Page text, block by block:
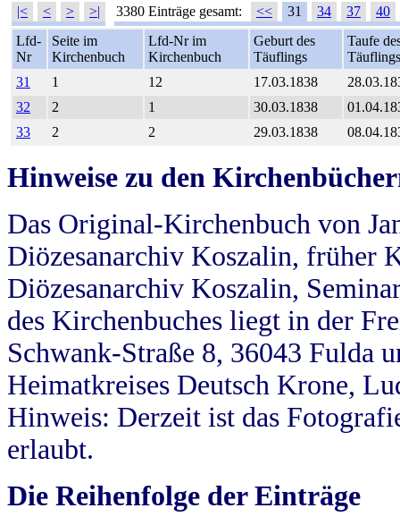
|< < > >| 3380 Einträge gesamt: << 31 34 37
40
Lfd-
Nr
Seite im
Kirchenbuch
Lfd-Nr im
Kirchenbuch
Geburt des
Täuflings
Taufe
Täuflings
31
1 12 17.03.1838
32
2 1 30.03.1838
33
2 2 29.03.1838
Hinweise zu den
Das Original-Kirchenbuch von
Diözesanarchiv Koszalin, früher
Diözesanarchiv Koszalin,
des Kirchenbuches liegt in der
Schwank-Straße 8, 36043 Fulda
Heimatkreises Deutsch Krone,
Hinweis: Derzeit ist das
erlaubt.
Die Reihenfolge der Einträge